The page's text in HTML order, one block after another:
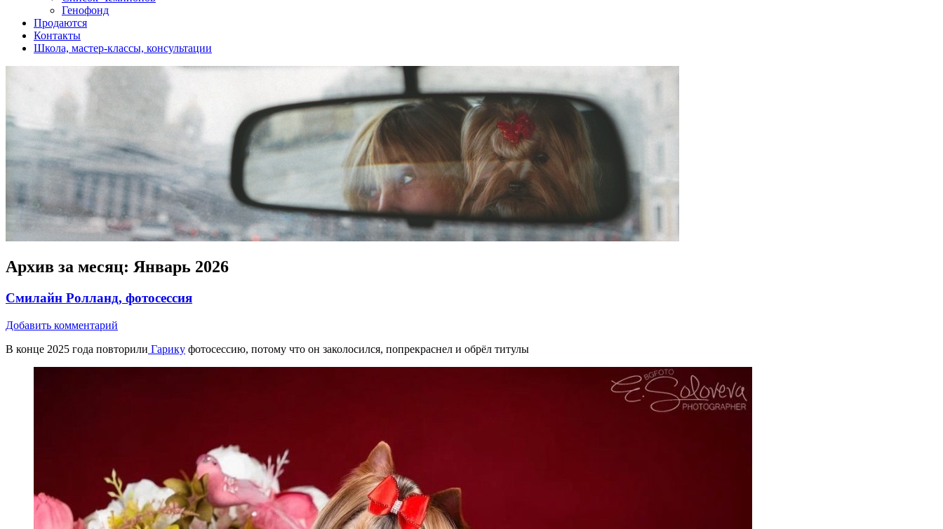
Генофонд
Продаются
Контакты
Школа, мастер-классы, консультации
Архив за месяц: Январь 2026
Смилайн Ролланд, фотосессия
Добавить комментарий
В конце 2025 года повторили Гарику фотосессию, потому что он заколосился, попрекраснел и обрёл титулы